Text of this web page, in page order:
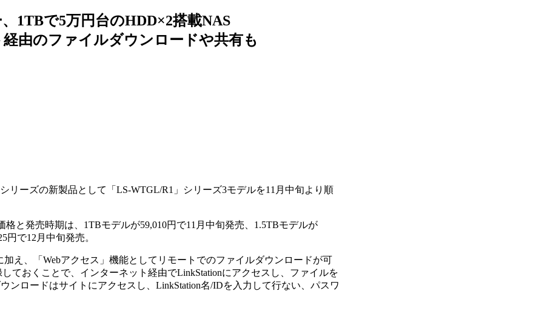
1TBで5万円台のHDD×2搭載NAS
由のファイルダウンロードや共有も
シリーズの新製品として「LS-WTGL/R1」シリーズ3モデルを11月中旬より順
と発売時期は、1TBモデルが59,010円で11月中旬発売、1.5TBモデルが
円で12月中旬発売。
え、「Webアクセス」機能としてリモートでのファイルダウンロードが可
ておくことで、インターネット経由でLinkStationにアクセスし、ファイルを
ンロードはサイトにアクセスし、LinkStation名/IDを入力して行ない、パスワ